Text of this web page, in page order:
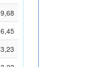
9,68
6,45
3,23